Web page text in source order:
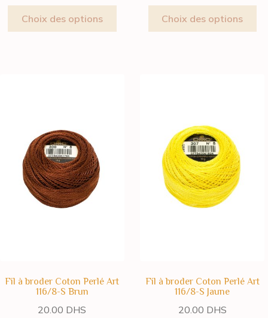
Choix des options Choix des options
Fil à broder Coton Perlé Art
116/8-S Brun
20.00 DHS
Fil à broder Coton Perlé Art
116/8-S Jaune
20.00 DHS